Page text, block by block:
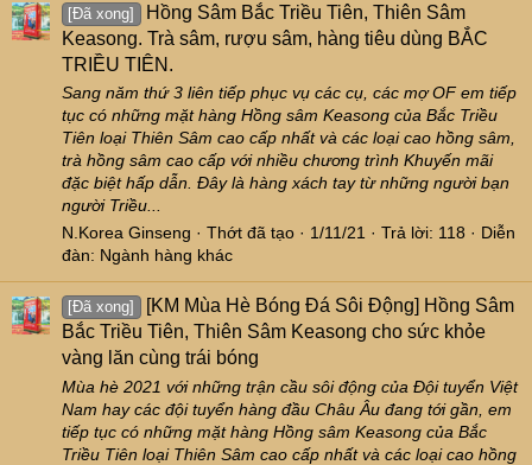
[Đã xong]
Hồng Sâm Bắc Triều Tiên, Thiên Sâm
Keasong. Trà sâm, rượu sâm, hàng tiêu dùng BẮC
TRIỀU TIÊN.
Sang năm thứ 3 liên tiếp phục vụ các cụ, các mợ OF em tiếp
tục có những mặt hàng Hồng sâm Keasong của Bắc Triều
Tiên loại Thiên Sâm cao cấp nhất và các loại cao hồng sâm,
trà hồng sâm cao cấp với nhiều chương trình Khuyến mãi
đặc biệt hấp dẫn. Đây là hàng xách tay từ những người bạn
người Triều...
N.Korea Ginseng
Thớt đã tạo 1/11/21 Trả lời: 118
Diễn
đàn: Ngành hàng khác
[Đã xong]
[KM Mùa Hè Bóng Đá Sôi Động] Hồng Sâm
Bắc Triều Tiên, Thiên Sâm Keasong cho sức khỏe
vàng lăn cùng trái bóng
Mùa hè 2021 với những trận cầu sôi động của Đội tuyển Việt
Nam hay các đội tuyển hàng đầu Châu Âu đang tới gần, em
tiếp tục có những mặt hàng Hồng sâm Keasong của Bắc
Triều Tiên loại Thiên Sâm cao cấp nhất và các loại cao hồng